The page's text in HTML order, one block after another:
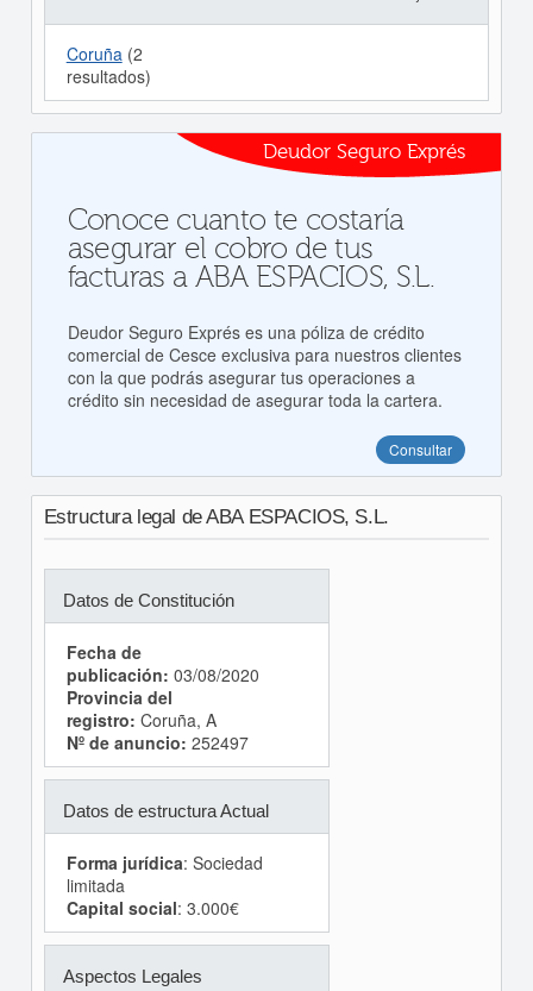
Coruña(2
resultados)
Deudor Seguro Exprés
Conoce cuanto te costaría
asegurar el cobro de tus
facturas a ABA ESPACIOS, S.L.
Deudor Seguro Exprés es una póliza de crédito
comercial de Cesce exclusiva para nuestros clientes
con la que podrás asegurar tus operaciones a
crédito sin necesidad de asegurar toda la cartera.
Consultar
Estructura legal de ABA ESPACIOS, S.L.
Datos de Constitución
Fecha de
publicación: 03/08/2020
Provincia del
registro: Coruña, A
Nº de anuncio: 252497
Datos de estructura Actual
Forma jurídica: Sociedad
limitada
Capital social: 3.000€
Aspectos Legales